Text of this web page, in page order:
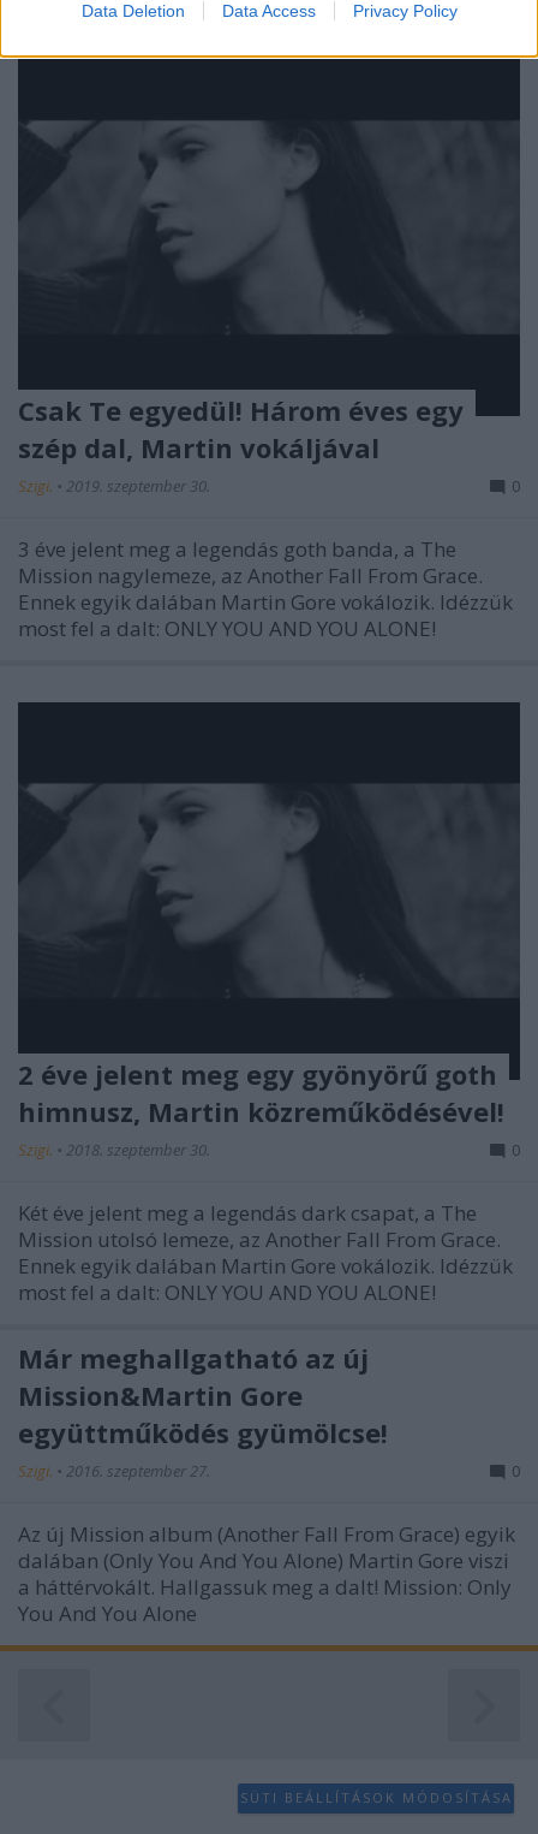
Data Deletion Data Access Privacy Policy
Csak Te egyedül! Három éves egy
szép dal, Martin vokáljával
Szigi. • 2019. szeptember 30. 0
3 éve jelent meg a legendás goth banda, a The
Mission nagylemeze, az Another Fall From Grace.
Ennek egyik dalában Martin Gore vokálozik. Idézzük
most fel a dalt: ONLY YOU AND YOU ALONE!
2 éve jelent meg egy gyönyörű goth
himnusz, Martin közreműködésével!
Szigi. • 2018. szeptember 30. 0
Két éve jelent meg a legendás dark csapat, a The
Mission utolsó lemeze, az Another Fall From Grace.
Ennek egyik dalában Martin Gore vokálozik. Idézzük
most fel a dalt: ONLY YOU AND YOU ALONE!
Már meghallgatható az új
Mission&Martin Gore
együttműködés gyümölcse!
Szigi. • 2016. szeptember 27. 0
Az új Mission album (Another Fall From Grace) egyik
dalában (Only You And You Alone) Martin Gore viszi
a háttérvokált. Hallgassuk meg a dalt! Mission: Only
You And You Alone
SÜTI BEÁLLÍTÁSOK MÓDOSÍTÁSA